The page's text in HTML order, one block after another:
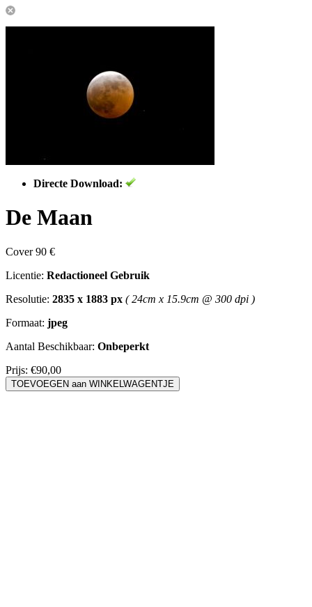
Directe Download:
De Maan
Cover 90 €
Licentie: Redactioneel Gebruik
Resolutie: 2835 x 1883 px ( 24cm x 15.9cm @ 300 dpi )
Formaat: jpeg
Aantal Beschikbaar: Onbeperkt
Prijs: €90,00